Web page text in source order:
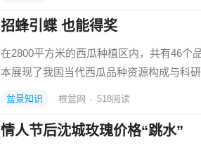
招蜂引蝶 也能得奖
在2800平方米的西瓜种植区内，共有46个
本展现了我国当代西瓜品种资源构成与科
盆景知识 根盆网 · 518阅读
情人节后沈城玫瑰价格“跳水”